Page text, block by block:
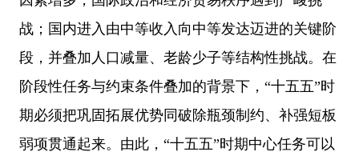
战；国内进入由中等收入向中等发达迈进的关键阶
段，并叠加人口减量、老龄少子等结构性挑战。在
阶段性任务与约束条件叠加的背景下，“十五五”时
期必须把巩固拓展优势同破除瓶颈制约、补强短板
弱项贯通起来。由此，“十五五”时期中心任务可以